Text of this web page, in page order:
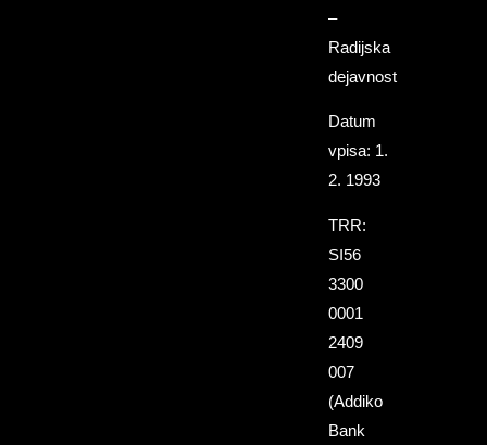
–
Radijska
dejavnost
Datum
vpisa: 1.
2. 1993
TRR:
SI56
3300
0001
2409
007
(Addiko
Bank